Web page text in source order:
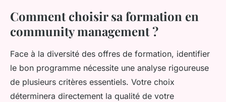
Comment choisir sa formation en
community management ?
Face à la diversité des offres de formation, identifier
le bon programme nécessite une analyse rigoureuse
de plusieurs critères essentiels. Votre choix
déterminera directement la qualité de votre